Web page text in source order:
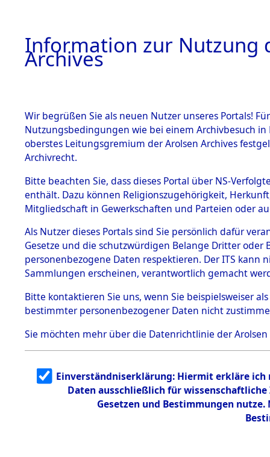
BESTÄNDE
1.
mente
5. Verschiedenes
5.3
Todesmärsche
5.3.1 Alliierte
Erhebungen
zu
Todesmärsch
en
5.3.2
g
5.3.3
Todesmärsch
Kemnath
Information zur Nutzung
Archives
Wir begrüßen Sie als neuen Nutzer unseres Portals!
Nutzungsbedingungen wie bei einem Archivbesuch
oberstes Leitungsgremium der Arolsen Archives
Archivrecht.
Bitte beachten Sie, dass dieses Portal über NS-
enthält. Dazu können Religionszugehörigkeit,
Mitgliedschaft in Gewerkschaften und Parteien oder
Als Nutzer dieses Portals sind Sie persönlich dafür
Gesetze und die schutzwürdigen Belange Dritter
personenbezogene Daten respektieren. Der ITS
Sammlungen erscheinen, verantwortlich gemacht
Bitte kontaktieren Sie uns, wenn Sie beispielsweiser
bestimmter personenbezogener Daten nicht
Sie möchten mehr über die Datenrichtlinie der Arolsen
Einverständniserklärung: Hiermit erkläre ich
Daten ausschließlich für
Gesetzen und Bestimmungen